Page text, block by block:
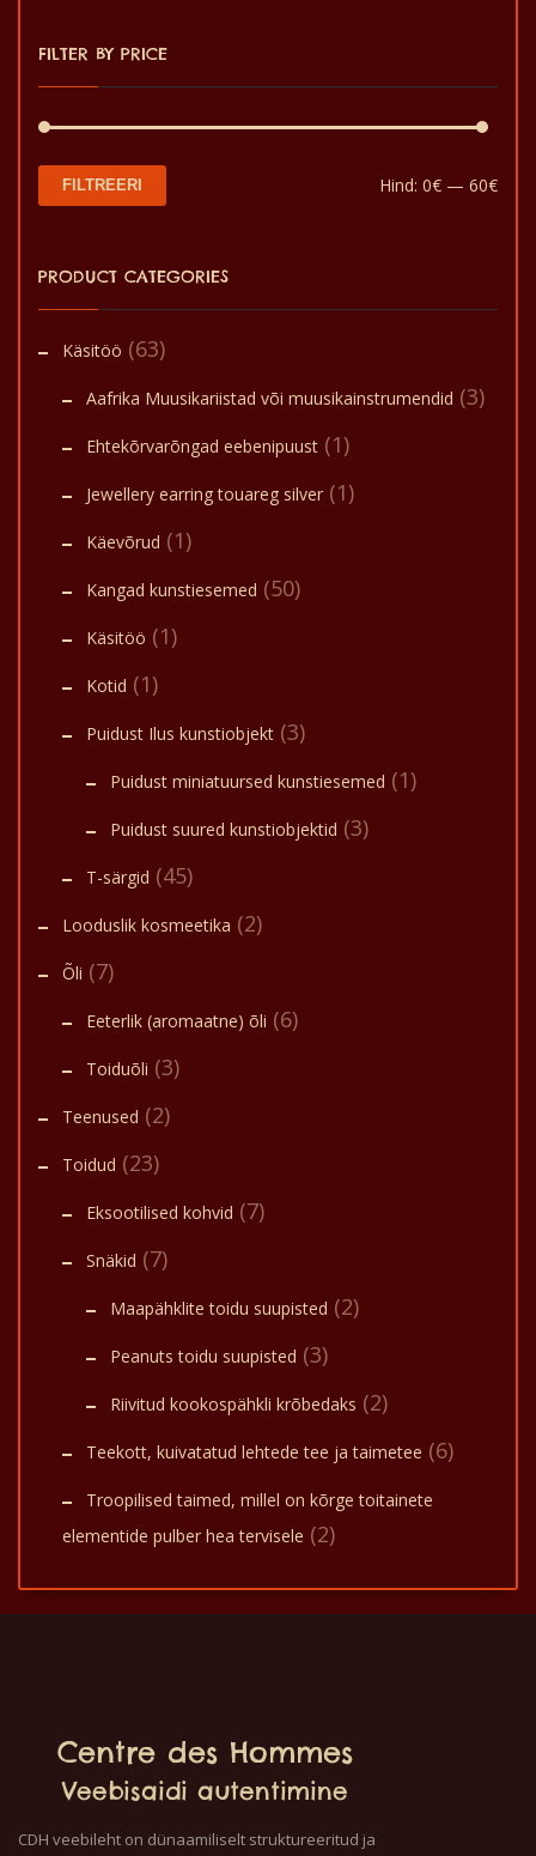
FILTER BY PRICE
FILTREERI Hind: 0€ — 60€
PRODUCT CATEGORIES
Käsitöö (63)
Aafrika Muusikariistad või muusikainstrumendid (3)
Ehtekõrvarõngad eebenipuust (1)
Jewellery earring touareg silver (1)
Käevõrud (1)
Kangad kunstiesemed (50)
Käsitöö (1)
Kotid (1)
Puidust Ilus kunstiobjekt (3)
Puidust miniatuursed kunstiesemed (1)
Puidust suured kunstiobjektid (3)
T-särgid (45)
Looduslik kosmeetika (2)
Õli (7)
Eeterlik (aromaatne) õli (6)
Toiduõli (3)
Teenused (2)
Toidud (23)
Eksootilised kohvid (7)
Snäkid (7)
Maapähklite toidu suupisted (2)
Peanuts toidu suupisted (3)
Riivitud kookospähkli krõbedaks (2)
Teekott, kuivatatud lehtede tee ja taimetee (6)
Troopilised taimed, millel on kõrge toitainete
elementide pulber hea tervisele (2)
Centre des Hommes
Veebisaidi autentimine
CDH veebileht on dünaamiliselt struktureeritud ja